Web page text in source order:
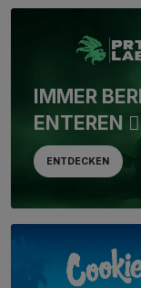
IMMER
ENTEREN
ENTDECKEN